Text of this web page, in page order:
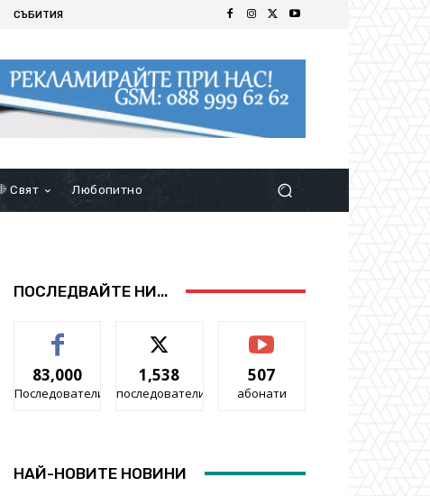
СЪБИТИЯ
Свят Любопитно
ПОСЛЕДВАЙТЕ НИ...
83,000
Последователи
1,538
последователи
507
абонати
НАЙ-НОВИТЕ НОВИНИ